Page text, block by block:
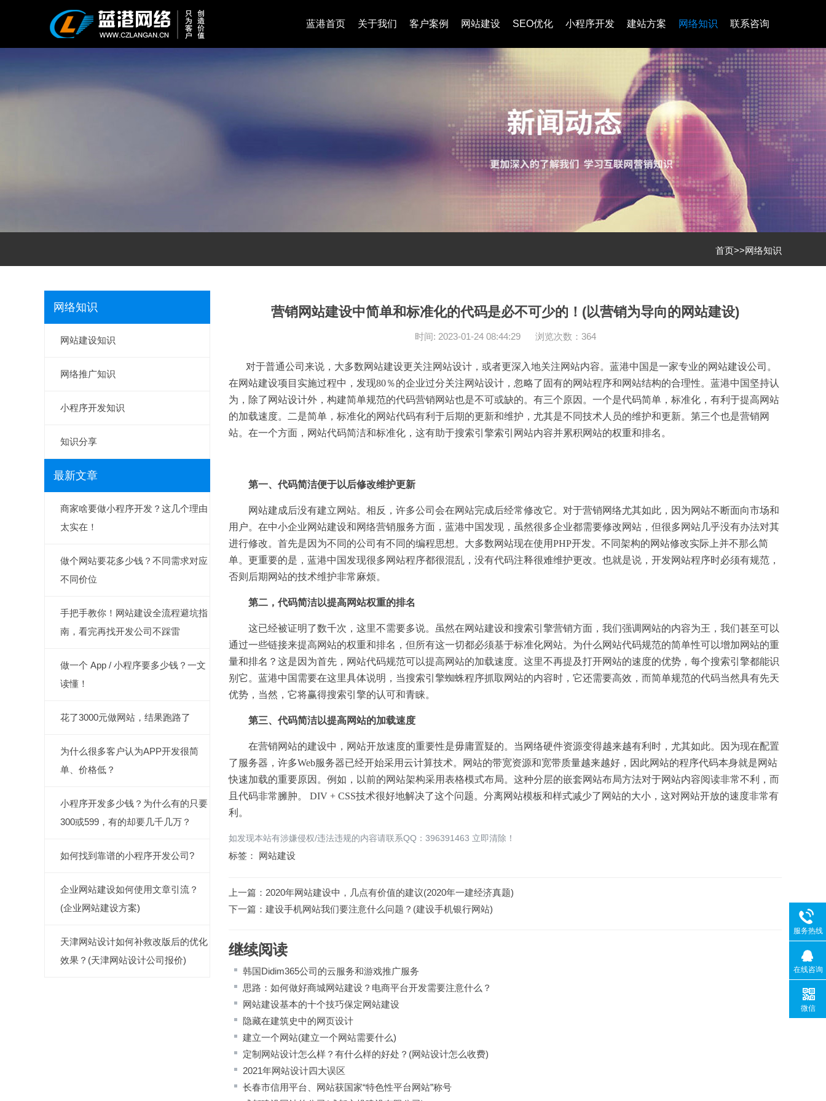
蓝港首页 关于我们 客户案例 网站建设 SEO优化 小程序开发 建站方案 网络知识 联系咨询
首页>>网络知识
网络知识
网站建设知识
网络推广知识
小程序开发知识
知识分享
最新文章
商家啥要做小程序开发？这几个理由
太实在！
做个网站要花多少钱？不同需求对应
不同价位
手把手教你！网站建设全流程避坑指
南，看完再找开发公司不踩雷
做一个 App / 小程序要多少钱？一文
读懂！
花了3000元做网站，结果跑路了
为什么很多客户认为APP开发很简
单、价格低？
小程序开发多少钱？为什么有的只要
300或599，有的却要几千几万？
如何找到靠谱的小程序开发公司?
企业网站建设如何使用文章引流？
(企业网站建设方案)
天津网站设计如何补救改版后的优化
效果？(天津网站设计公司报价)
营销网站建设中简单和标准化的代码是必不可少的！(以营销为导向的网站建设)
时间: 2023-01-24 08:44:29 浏览次数：364
对于普通公司来说，大多数网站建设更关注网站设计，或者更深入地关注网站内容。蓝港中国是一家专业的网站建设公司。
在网站建设项目实施过程中，发现80％的企业过分关注网站设计，忽略了固有的网站程序和网站结构的合理性。蓝港中国坚持认
为，除了网站设计外，构建简单规范的代码营销网站也是不可或缺的。有三个原因。一个是代码简单，标准化，有利于提高网站
的加载速度。二是简单，标准化的网站代码有利于后期的更新和维护，尤其是不同技术人员的维护和更新。第三个也是营销网
站。在一个方面，网站代码简洁和标准化，这有助于搜索引擎索引网站内容并累积网站的权重和排名。
第一、代码简洁便于以后修改维护更新
网站建成后没有建立网站。相反，许多公司会在网站完成后经常修改它。对于营销网络尤其如此，因为网站不断面向市场和
用户。在中小企业网站建设和网络营销服务方面，蓝港中国发现，虽然很多企业都需要修改网站，但很多网站几乎没有办法对其
进行修改。首先是因为不同的公司有不同的编程思想。大多数网站现在使用PHP开发。不同架构的网站修改实际上并不那么简
单。更重要的是，蓝港中国发现很多网站程序都很混乱，没有代码注释很难维护更改。也就是说，开发网站程序时必须有规范，
否则后期网站的技术维护非常麻烦。
第二，代码简洁以提高网站权重的排名
这已经被证明了数千次，这里不需要多说。虽然在网站建设和搜索引擎营销方面，我们强调网站的内容为王，我们甚至可以
通过一些链接来提高网站的权重和排名，但所有这一切都必须基于标准化网站。为什么网站代码规范的简单性可以增加网站的重
量和排名？这是因为首先，网站代码规范可以提高网站的加载速度。这里不再提及打开网站的速度的优势，每个搜索引擎都能识
别它。蓝港中国需要在这里具体说明，当搜索引擎蜘蛛程序抓取网站的内容时，它还需要高效，而简单规范的代码当然具有先天
优势，当然，它将赢得搜索引擎的认可和青睐。
第三、代码简洁以提高网站的加载速度
在营销网站的建设中，网站开放速度的重要性是毋庸置疑的。当网络硬件资源变得越来越有利时，尤其如此。因为现在配置
了服务器，许多Web服务器已经开始采用云计算技术。网站的带宽资源和宽带质量越来越好，因此网站的程序代码本身就是网站
快速加载的重要原因。例如，以前的网站架构采用表格模式布局。这种分层的嵌套网站布局方法对于网站内容阅读非常不利，而
且代码非常臃肿。 DIV + CSS技术很好地解决了这个问题。分离网站模板和样式减少了网站的大小，这对网站开放的速度非常有
利。
如发现本站有涉嫌侵权/违法违规的内容请联系QQ：396391463 立即清除！
标签： 网站建设
上一篇： 2020年网站建设中，几点有价值的建议(2020年一建经济真题)
下一篇： 建设手机网站我们要注意什么问题？(建设手机银行网站)
继续阅读
韩国Didim365公司的云服务和游戏推广服务
思路：如何做好商城网站建设？电商平台开发需要注意什么？
网站建设基本的十个技巧保定网站建设
隐藏在建筑史中的网页设计
建立一个网站(建立一个网站需要什么)
定制网站设计怎么样？有什么样的好处？(网站设计怎么收费)
2021年网站设计四大误区
长春市信用平台、网站获国家“特色性平台网站”称号
服务热线
在线咨询
微信